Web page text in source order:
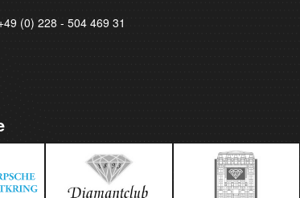
(0) 228 - 504 469 31